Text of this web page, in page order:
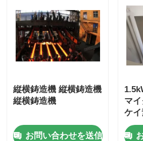
真空の誘導の溶ける炉
産業溶ける炉
アルミニウム融解炉
バキュームシンターストーブ
縦横鋳造機 縦横鋳造機
縦横鋳造機
お問い合わせを送信
マ
ケ